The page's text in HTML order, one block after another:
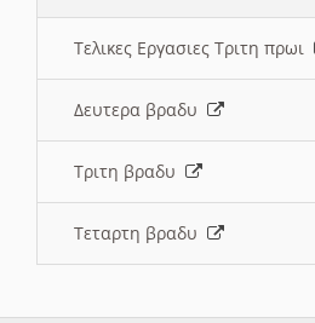
Τελικες Εργασιες Τριτη πρωι
Δευτερα βραδυ
Τριτη βραδυ
Τεταρτη βραδυ